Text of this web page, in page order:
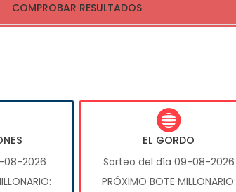
COMPROBAR RESULTADOS
08-2026
EL GORDO
Sorteo del día 09-08-2026
PRÓXIMO BOTE MILLONARIO: